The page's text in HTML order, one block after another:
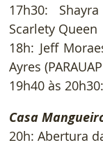
17h30:
Scarlety Queen
18h: Jeff
Ayres
19h40 às
Casa
20h: Abertura